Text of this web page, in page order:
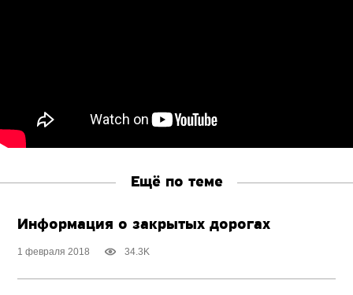
Ещё по теме
Информация о закрытых дорогах
1 февраля 2018 34.3K